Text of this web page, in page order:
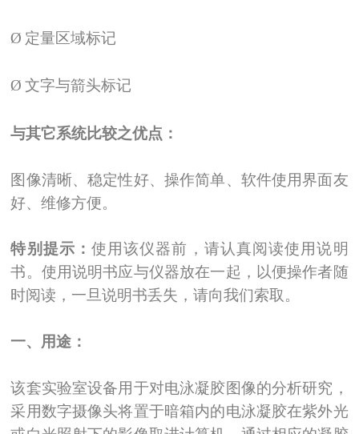
Ø 定量区域标记
Ø 文字与箭头标记
与其它系统比较之优点：
图像清晰、稳定性好、操作简单、软件使用界面友
好、维修方便。
特别提示： 使用该仪器前，请认真阅读使用说明
书。使用说明书应与仪器放在一起，以便操作者随
时阅读，一旦说明书丢失，请向我们索取。
一、用途：
该套实验室设备用于对电泳凝胶图像的分析研究，
采用数字摄像头将置于暗箱内的电泳凝胶在紫外光